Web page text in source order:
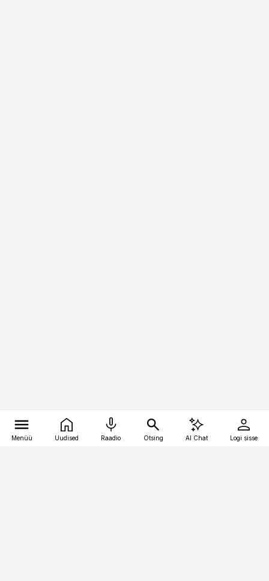
Menüü Uudised Raadio Otsing AI Chat Logi sisse